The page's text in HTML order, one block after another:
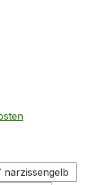
narzissengelb